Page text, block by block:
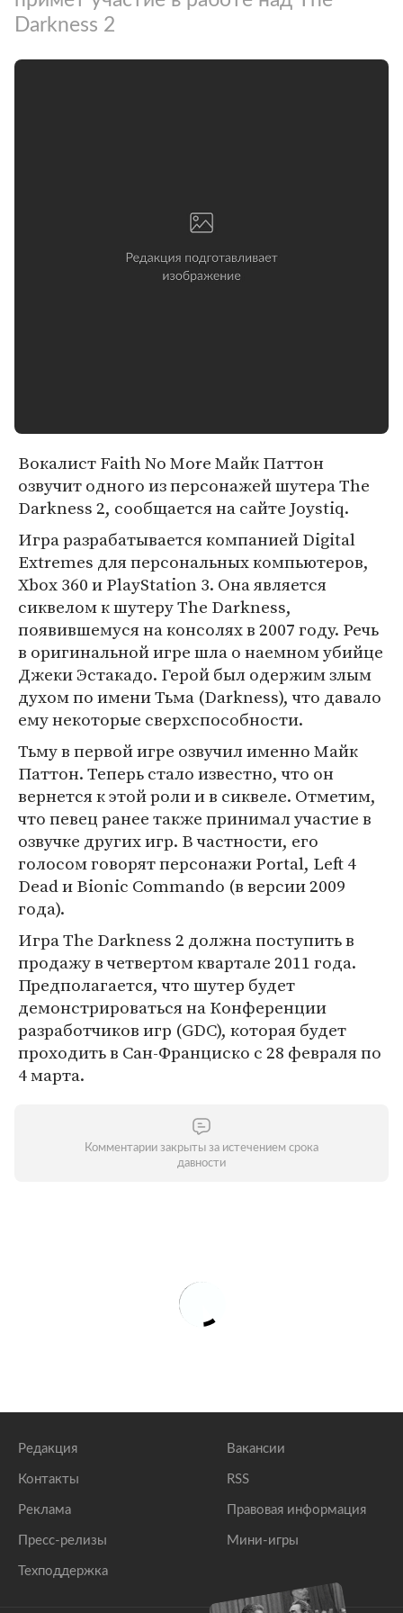
Darkness 2
Вокалист Faith No More Майк Паттон
озвучит одного из персонажей шутера The
Darkness 2, сообщается на сайте Joystiq.
Игра разрабатывается компанией Digital
Extremes для персональных компьютеров,
Xbox 360 и PlayStation 3. Она является
сиквелом к шутеру The Darkness,
появившемуся на консолях в 2007 году. Речь
в оригинальной игре шла о наемном убийце
Джеки Эстакадо. Герой был одержим злым
духом по имени Тьма (Darkness), что давало
ему некоторые сверхспособности.
Тьму в первой игре озвучил именно Майк
Паттон. Теперь стало известно, что он
вернется к этой роли и в сиквеле. Отметим,
что певец ранее также принимал участие в
озвучке других игр. В частности, его
голосом говорят персонажи Portal, Left 4
Dead и Bionic Commando (в версии 2009
года).
Игра The Darkness 2 должна поступить в
продажу в четвертом квартале 2011 года.
Предполагается, что шутер будет
демонстрироваться на Конференции
разработчиков игр (GDC), которая будет
проходить в Сан-Франциско с 28 февраля по
4 марта.
Комментарии закрыты за истечением срока
давности
Редакция
Контакты
Реклама
Пресс-релизы
Техподдержка
Вакансии
RSS
Правовая информация
Мини-игры